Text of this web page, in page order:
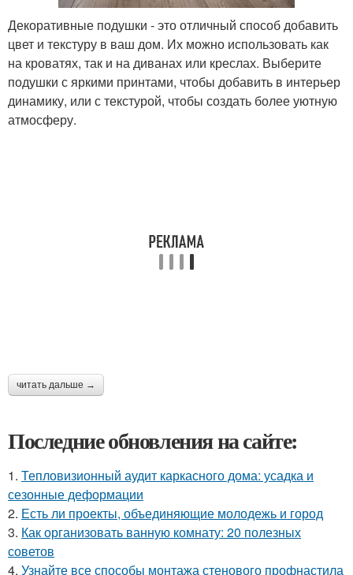
Декоративные подушки - это отличный способ добавить
цвет и текстуру в ваш дом. Их можно использовать как
на кроватях, так и на диванах или креслах. Выберите
подушки с яркими принтами, чтобы добавить в интерьер
динамику, или с текстурой, чтобы создать более уютную
атмосферу.
читать дальше →
Последние обновления на сайте:
1. Тепловизионный аудит каркасного дома: усадка и
сезонные деформации
2. Есть ли проекты, объединяющие молодежь и город
3. Как организовать ванную комнату: 20 полезных
советов
4. Узнайте все способы монтажа стенового профнастила